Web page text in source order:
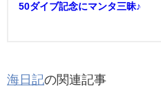
50ダイブ記念にマンタ三昧♪
海日記の関連記事